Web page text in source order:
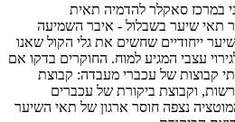
במרכז סאקלר להדמיה תאית
תאי שיער בשבלול - איבר השמיעה
ייחודיים שחשים את גלי הקול שאנו
עצבי המגיע למוח. החוקרים בדקו אם
קבוצות של עכברי מעבדה: קבוצת
וקבוצת ביקורת של עכברים
נצפה חוסר ארגון של תאי השיער